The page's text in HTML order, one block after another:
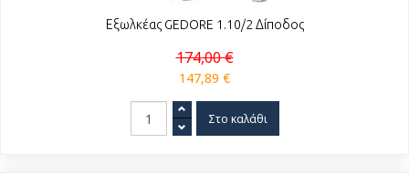
Εξωλκέας GEDORE 1.10/2 Δίποδος
174,00 €
147,89 €